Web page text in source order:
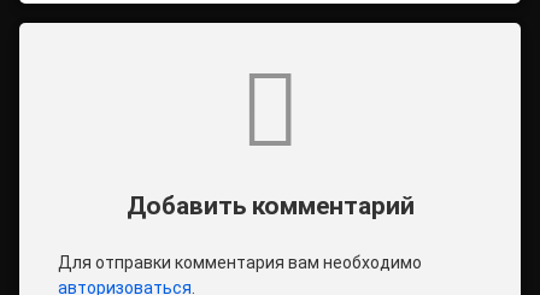
Добавить комментарий
Для отправки комментария вам необходимо
авторизоваться